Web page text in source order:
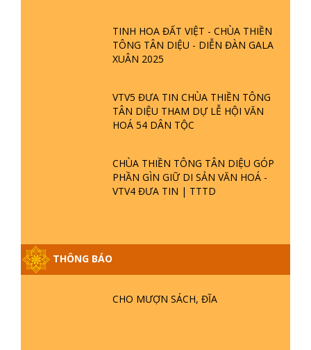
TINH HOA ĐẤT VIỆT - CHÙA THIỀN
TÔNG TÂN DIỆU - DIỄN ĐÀN GALA
XUÂN 2025
VTV5 ĐƯA TIN CHÙA THIỀN TÔNG
TÂN DIỆU THAM DỰ LỄ HỘI VĂN
HOÁ 54 DÂN TỘC
CHÙA THIỀN TÔNG TÂN DIỆU GÓP
PHẦN GÌN GIỮ DI SẢN VĂN HOÁ -
VTV4 ĐƯA TIN | TTTD
THÔNG BÁO
CHO MƯỢN SÁCH, ĐĨA
NĂM PHẬT KHÔNG NÓI? HỘI LONG
HOA LÀ HỘI GÌ? TỬ VÌ ĐẠO